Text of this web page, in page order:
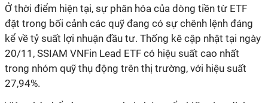
Ở thời điểm hiện tại, sự phân hóa của dòng tiền từ ETF
đặt trong bối cảnh các quỹ đang có sự chênh lệnh đáng
kể về tỷ suất lợi nhuận đầu tư. Thống kê cập nhật tại ngày
20/11, SSIAM VNFin Lead ETF có hiệu suất cao nhất
trong nhóm quỹ thụ động trên thị trường, với hiệu suất
27,94%.